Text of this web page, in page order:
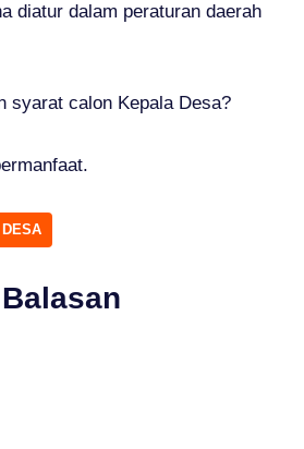
diatur dalam peraturan daerah
syarat calon Kepala Desa?